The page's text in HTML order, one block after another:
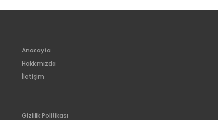
Anasayfa
Hakkımızda
İletişim
Gizlilik Politikası